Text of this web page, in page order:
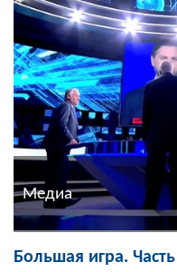
Медиа
Большая игра.